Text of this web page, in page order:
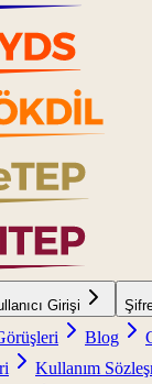
Girişi
Blog
Kullanım